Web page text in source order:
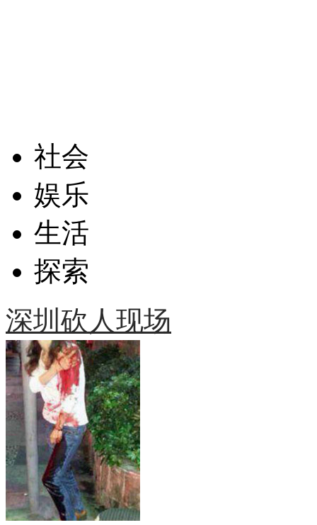
社会
娱乐
生活
探索
深圳砍人现场